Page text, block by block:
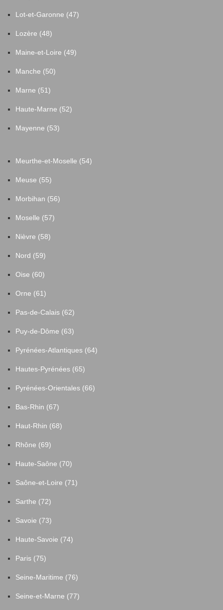
Lot-et-Garonne (47)
Lozère (48)
Maine-et-Loire (49)
Manche (50)
Marne (51)
Haute-Marne (52)
Mayenne (53)
Meurthe-et-Moselle (54)
Meuse (55)
Morbihan (56)
Moselle (57)
Nièvre (58)
Nord (59)
Oise (60)
Orne (61)
Pas-de-Calais (62)
Puy-de-Dôme (63)
Pyrénées-Atlantiques (64)
Hautes-Pyrénées (65)
Pyrénées-Orientales (66)
Bas-Rhin (67)
Haut-Rhin (68)
Rhône (69)
Haute-Saône (70)
Saône-et-Loire (71)
Sarthe (72)
Savoie (73)
Haute-Savoie (74)
Paris (75)
Seine-Maritime (76)
Seine-et-Marne (77)